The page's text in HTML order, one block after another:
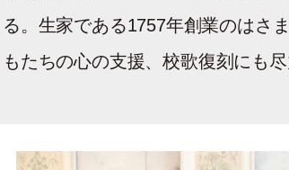
る。生家である1757年創業のはさ
もたちの心の支援、校歌復刻にも尽